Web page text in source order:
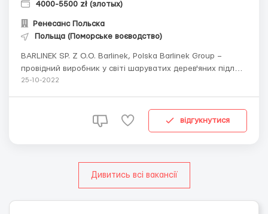
4000-5500 zł (злотых)
Ренесанс Польска
Польща (Поморське воєводство)
BARLINEK SP. Z O.O. Barlinek, Polska Barlinek Group –
провідний виробник у світі шаруватих дерев'яних підлог
з виробничим потенціалом понад 12 мільйонів м2 на рік.
25-10-2022
відгукнутися
Дивитись всі вакансії